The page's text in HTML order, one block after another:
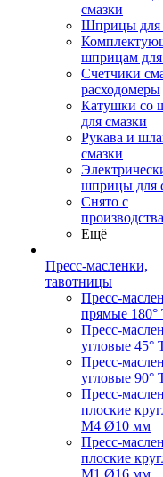
смазки
Шприцы для
шприцам для
Счетчики
расходомеры
Катушки со
для смазки
Рукава и
смазки
шприцы для
Снято с
производства
Ещё
Пресс-масленки,
тавотницы
Пресс-
прямые 180°
Пресс-
угловые 45°
Пресс-
угловые 90°
Пресс-
плоские
M4 Ø10 мм
Пресс-
плоские
M1 Ø16 мм